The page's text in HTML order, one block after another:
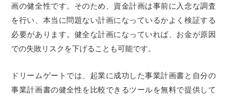
画の健全性です。そのため、資金計画は事前に入念な調査
を行い、本当に問題ない計画になっているかよく検証する
必要があります。健全な計画になっていれば、お金が原因
での失敗リスクを下げることも可能です。
ドリームゲートでは、起業に成功した事業計画書と自分の
事業計画書の健全性を比較できるツールを無料で提供して